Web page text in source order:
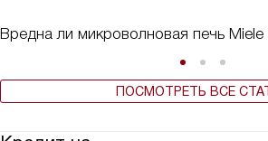
Вредна ли микроволновая печь Miele
ПОСМОТРЕТЬ ВСЕ